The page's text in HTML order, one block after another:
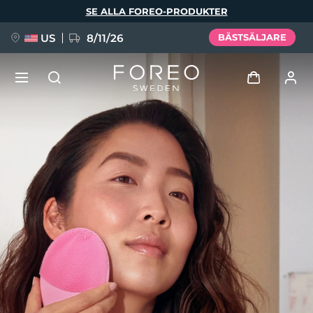
SE ALLA FOREO-PRODUKTER
US 8/11/26 BÄSTSÄLJARE
Användarprofil
Mina enheter
Mina beställningar
Mina adresser
Mina prenumerationer
FAQ™ Pure Beauty-Tech Elixir
BREAKING NEWS
issa™ Teeth Whitening Set
Språk
English Deutsch
Español
Français
Italiano
Português
Polski
Svenska
Русский
Türkçe
简体中文 繁體中文